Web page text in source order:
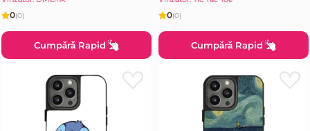
0(0)
Cumpără Rapid
0(0)
Cumpără Rapid